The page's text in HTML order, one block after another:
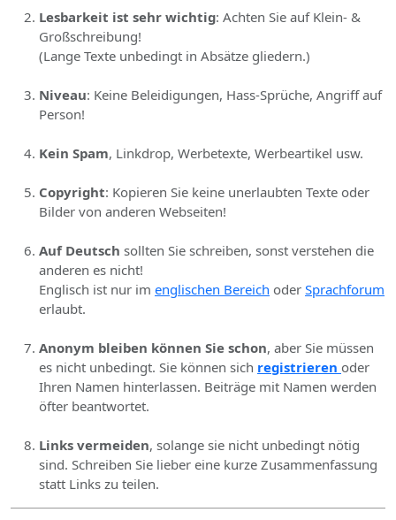
Lesbarkeit ist sehr wichtig: Achten Sie auf Klein- &
Großschreibung!
(Lange Texte unbedingt in Absätze gliedern.)
Niveau: Keine Beleidigungen, Hass-Sprüche, Angriff auf
Person!
Kein Spam, Linkdrop, Werbetexte, Werbeartikel usw.
Copyright: Kopieren Sie keine unerlaubten Texte oder
Bilder von anderen Webseiten!
Auf Deutsch sollten Sie schreiben, sonst verstehen die
anderen es nicht!
Englisch ist nur im englischen Bereich oder Sprachforum
erlaubt.
Anonym bleiben können Sie schon, aber Sie müssen
es nicht unbedingt. Sie können sich registrieren oder
Ihren Namen hinterlassen. Beiträge mit Namen werden
öfter beantwortet.
Links vermeiden, solange sie nicht unbedingt nötig
sind. Schreiben Sie lieber eine kurze Zusammenfassung
statt Links zu teilen.